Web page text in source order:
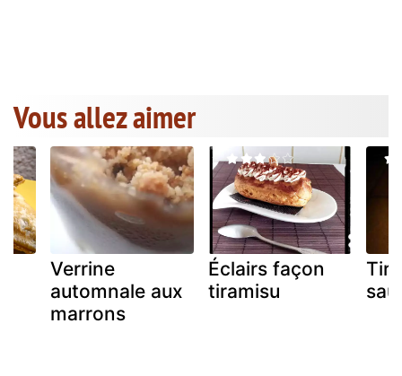
Vous allez aimer
Verrine
automnale aux
marrons
Éclairs façon
tiramisu